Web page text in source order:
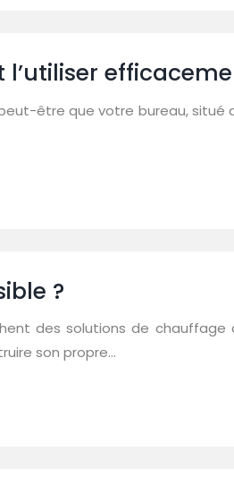
être que votre bureau, situé
?
des solutions de
son propre…